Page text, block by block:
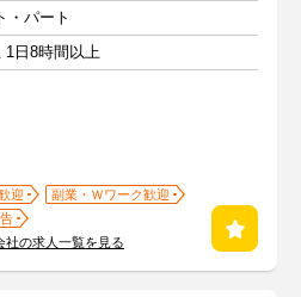
・パート
1日8時間以上
迎
副業・Ｗワーク歓迎
社の求人一覧を見る